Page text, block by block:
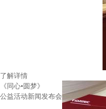
了解详情
《同心•圆梦》
公益活动新闻发布会